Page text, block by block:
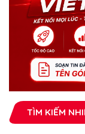
TÌM KIẾM